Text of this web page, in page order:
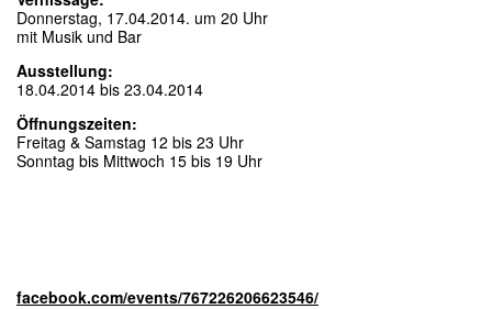
Donnerstag, 17.04.2014. um 20 Uhr
mit Musik und Bar
Ausstellung:
18.04.2014 bis 23.04.2014
Öffnungszeiten:
Freitag & Samstag 12 bis 23 Uhr
Sonntag bis Mittwoch 15 bis 19 Uhr
facebook.com/events/767226206623546/